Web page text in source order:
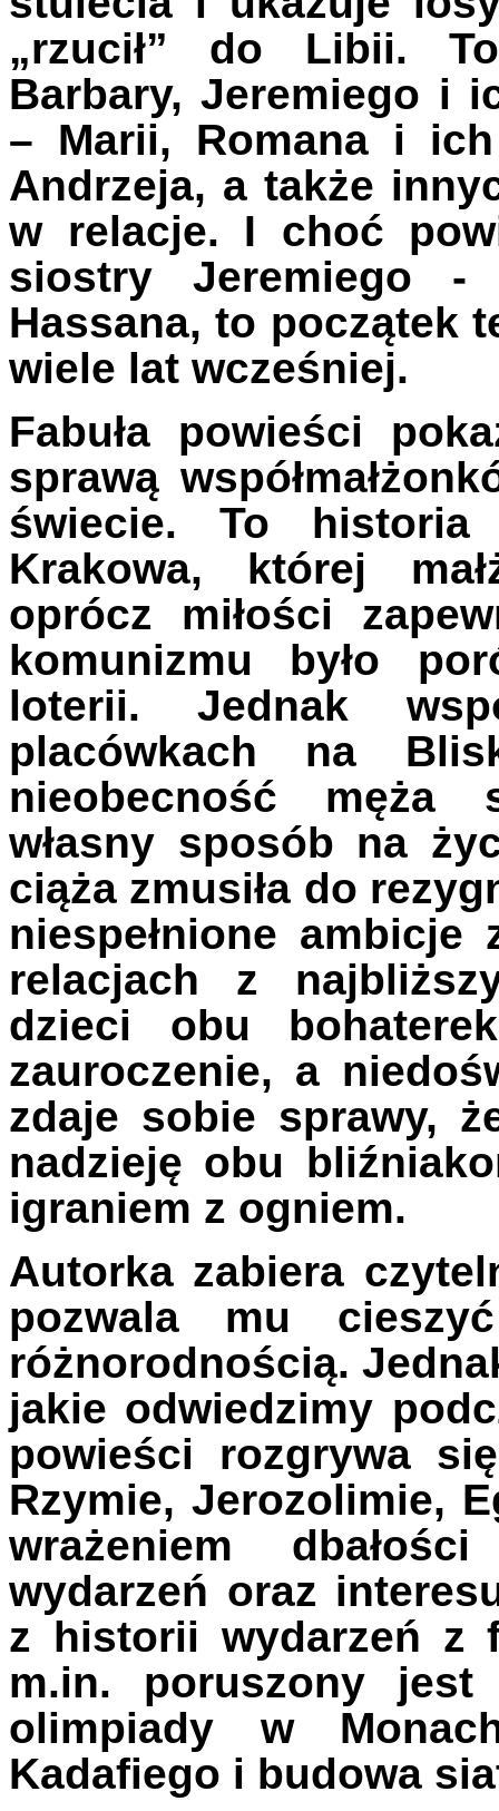
„rzucił” do Libii.
Barbary, Jeremiego i
– Marii, Romana i
Andrzeja, a także
w relacje. I choć
siostry Jeremiego
Hassana, to początek
wiele lat wcześniej.
Fabuła powieści
sprawą
świecie. To
Krakowa, której
oprócz miłości
komunizmu było
loterii. Jednak
placówkach na
nieobecność męża
własny sposób na
ciąża zmusiła do
niespełnione
relacjach z
dzieci obu
zauroczenie, a
zdaje sobie sprawy,
nadzieję obu
igraniem z ogniem.
Autorka zabiera
pozwala mu
różnorodnością.
jakie odwiedzimy
powieści rozgrywa
Rzymie, Jerozolimie,
wrażeniem
wydarzeń oraz
z historii wydarzeń z
m.in. poruszony
olimpiady w
Kadafiego i budowa